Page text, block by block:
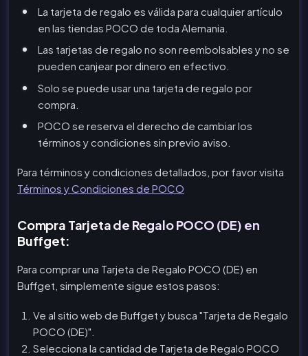
La tarjeta de regalo es válida para cualquier artículo
en las tiendas POCO de toda Alemania.
Las tarjetas de regalo no son reembolsables y no se
pueden canjear por dinero en efectivo.
Solo se puede usar una tarjeta de regalo por
compra.
POCO se reserva el derecho de cambiar los
términos y condiciones sin previo aviso.
Para términos y condiciones detallados, por favor visita
Términos y Condiciones de POCO
Compra Tarjeta de Regalo POCO (DE) en
Buffget:
Para comprar una Tarjeta de Regalo POCO (DE) en
Buffget, simplemente sigue estos pasos:
Ve al sitio web de Buffget y busca "Tarjeta de Regalo
POCO (DE)".
Selecciona la cantidad de Tarjeta de Regalo POCO